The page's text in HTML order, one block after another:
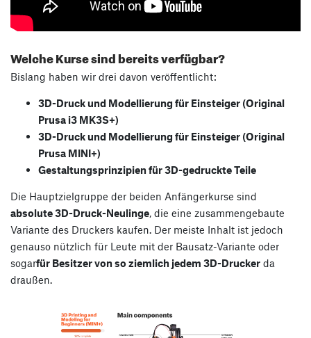
Welche Kurse sind bereits verfügbar?
Bislang haben wir drei davon veröffentlicht:
3D-Druck und Modellierung für Einsteiger (Original
Prusa i3 MK3S+)
3D-Druck und Modellierung für Einsteiger (Original
Prusa MINI+)
Gestaltungsprinzipien für 3D-gedruckte Teile
Die Hauptzielgruppe der beiden Anfängerkurse sind
absolute 3D-Druck-Neulinge, die eine zusammengebaute
Variante des Druckers kaufen. Der meiste Inhalt ist jedoch
genauso nützlich für Leute mit der Bausatz-Variante oder
sogarfür Besitzer von so ziemlich jedem 3D-Drucker da
draußen.